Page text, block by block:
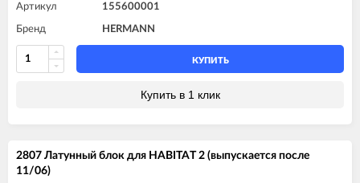
Артикул 155600001
Бренд HERMANN
КУПИТЬ
Купить в 1 клик
2807 Латунный блок для HABITAT 2 (выпускается после
11/06)